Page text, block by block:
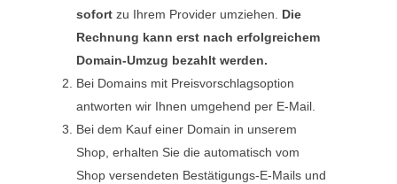
sofort zu Ihrem Provider umziehen. Die
Rechnung kann erst nach erfolgreichem
Domain-Umzug bezahlt werden.
Bei Domains mit Preisvorschlagsoption
antworten wir Ihnen umgehend per E-Mail.
Bei dem Kauf einer Domain in unserem
Shop, erhalten Sie die automatisch vom
Shop versendeten Bestätigungs-E-Mails und